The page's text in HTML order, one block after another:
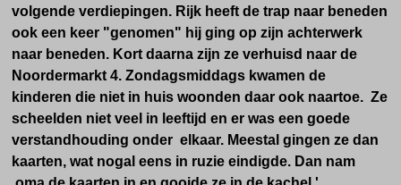
volgende verdiepingen. Rijk heeft de trap naar beneden
ook een keer "genomen" hij ging op zijn achterwerk
naar beneden. Kort daarna zijn ze verhuisd naar de
Noordermarkt 4. Zondagsmiddags kwamen de
kinderen die niet in huis woonden daar ook naartoe. Ze
scheelden niet veel in leeftijd en er was een goede
verstandhouding onder elkaar. Meestal gingen ze dan
kaarten, wat nogal eens in ruzie eindigde. Dan nam